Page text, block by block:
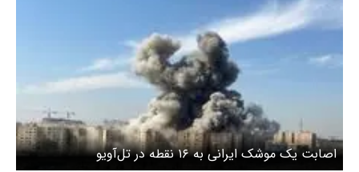
اصابت یک موشک ایرانی به ۱۶ نقطه در تل‌آویو